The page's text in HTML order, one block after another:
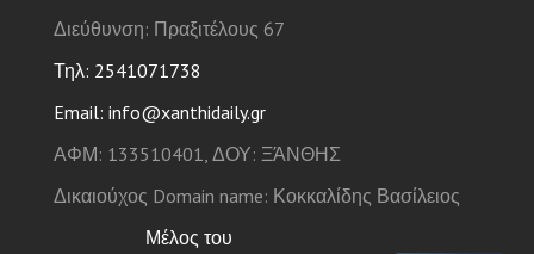
Διεύθυνση: Πραξιτέλους 67
Τηλ: 2541071738
Email: info@xanthidaily.gr
ΑΦΜ: 133510401, ΔΟΥ: ΞΆΝΘΗΣ
Δικαιούχος Domain name: Κοκκαλίδης Βασίλειος
Μέλος του